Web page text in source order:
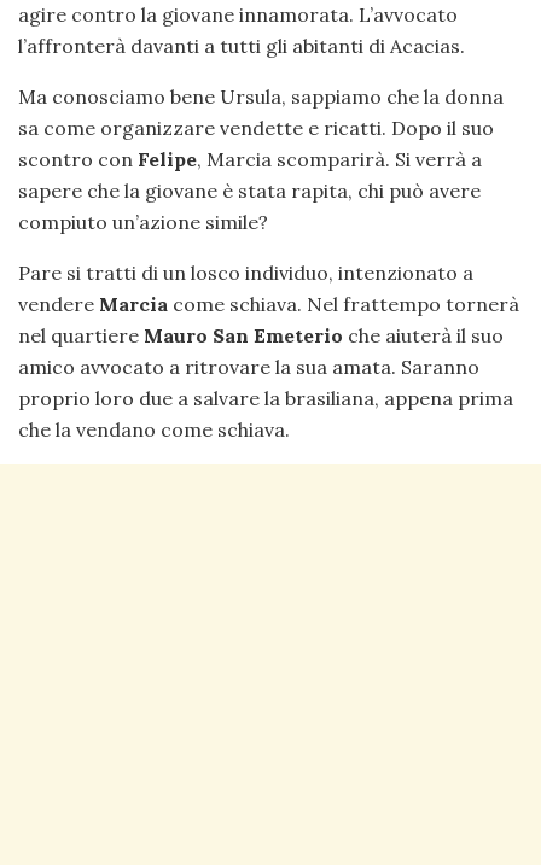
agire contro la giovane innamorata. L’avvocato
l’affronterà davanti a tutti gli abitanti di Acacias.
Ma conosciamo bene Ursula, sappiamo che la donna
sa come organizzare vendette e ricatti. Dopo il suo
scontro con Felipe, Marcia scomparirà. Si verrà a
sapere che la giovane è stata rapita, chi può avere
compiuto un’azione simile?
Pare si tratti di un losco individuo, intenzionato a
vendere Marcia come schiava. Nel frattempo tornerà
nel quartiere Mauro San Emeterio che aiuterà il suo
amico avvocato a ritrovare la sua amata. Saranno
proprio loro due a salvare la brasiliana, appena prima
che la vendano come schiava.